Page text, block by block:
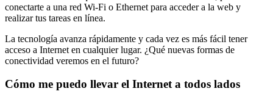
conectarte a una red Wi-Fi o Ethernet para acceder a la web y
realizar tus tareas en línea.
La tecnología avanza rápidamente y cada vez es más fácil tener
acceso a Internet en cualquier lugar. ¿Qué nuevas formas de
conectividad veremos en el futuro?
Cómo me puedo llevar el Internet a todos lados